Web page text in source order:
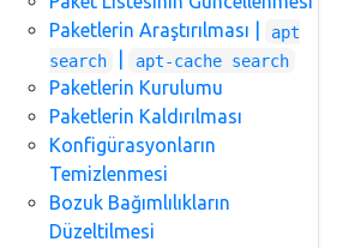
Paketlerin Araştırılması |
apt
search
apt-cache search
Paketlerin Kurulumu
Paketlerin Kaldırılması
Konfigürasyonların
Temizlenmesi
Bozuk Bağımlılıkların
Düzeltilmesi